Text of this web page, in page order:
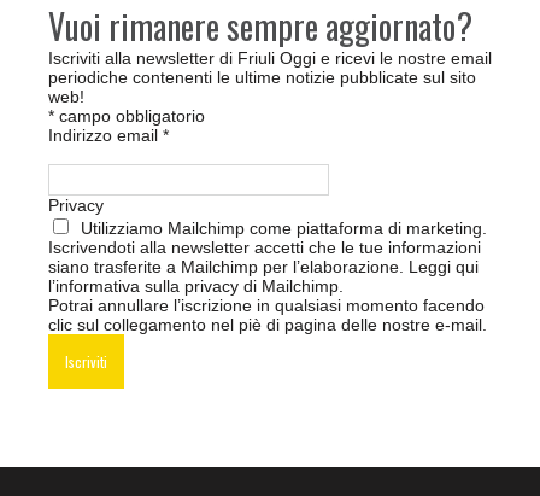
Vuoi rimanere sempre aggiornato?
Iscriviti alla newsletter di Friuli Oggi e ricevi le nostre email
periodiche contenenti le ultime notizie pubblicate sul sito
web!
* campo obbligatorio
Indirizzo email *
Privacy
Utilizziamo Mailchimp come piattaforma di marketing.
Iscrivendoti alla newsletter accetti che le tue informazioni
siano trasferite a Mailchimp per l’elaborazione. Leggi qui
l’informativa sulla privacy di Mailchimp
Potrai annullare l’iscrizione in qualsiasi momento facendo
clic sul collegamento nel piè di pagina delle nostre e-mail.